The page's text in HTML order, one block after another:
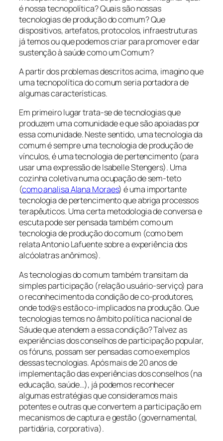
é nossa tecnopolítica? Quais são nossas
tecnologias de produção do comum? Que
dispositivos, artefatos, protocolos, infraestruturas
já temos ou que podemos criar para promover e dar
sustenção à saúde como um Comum?
A partir dos problemas descritos acima, imagino que
uma tecnopolítica do comum seria portadora de
algumas características.
Em primeiro lugar trata-se de tecnologias que
produzem uma comunidade e que são apoiadas por
essa comunidade. Neste sentido, uma tecnologia da
comum é sempre uma tecnologia de produção de
vínculos, é uma tecnologia de pertencimento (para
usar uma expressão de Isabelle Stengers). Uma
cozinha coletiva numa ocupação de sem-teto
(como analisa Alana Moraes) é uma importante
tecnologia de pertencimento que abriga processos
terapêuticos. Uma certa metodologia de conversa e
escuta pode ser pensada também como um
tecnologia de produção do comum (como bem
relata Antonio Lafuente sobre a experiência dos
alcóolatras anônimos).
As tecnologias do comum também transitam da
simples participação (relação usuário-serviço) para
o reconhecimento da condição de co-produtores,
onde tod@s estão co-implicados na produção. Que
tecnologias temos no âmbito política nacional de
Sáude que atendem a essa condição? Talvez as
experiências dos conselhos de participação popular,
os fóruns, possam ser pensadas como exemplos
dessas tecnologias. Após mais de 20 anos de
implementação das experiências dos conselhos (na
educação, saúde…), já podemos reconhecer
algumas estratégias que consideramos mais
potentes e outras que convertem a participação em
mecanismos de captura e gestão (governamental,
partidária, corporativa).